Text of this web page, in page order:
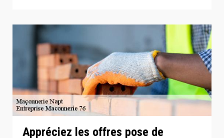
Appréciez les offres pose de